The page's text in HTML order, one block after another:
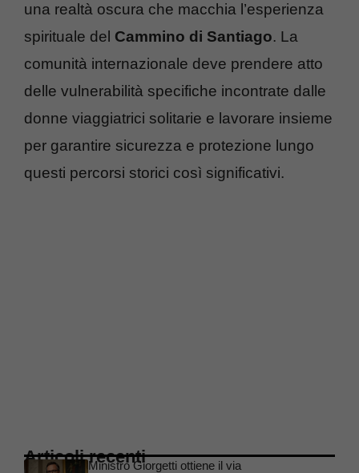
una realtà oscura che macchia l’esperienza
spirituale del Cammino di Santiago. La
comunità internazionale deve prendere atto
delle vulnerabilità specifiche incontrate dalle
donne viaggiatrici solitarie e lavorare insieme
per garantire sicurezza e protezione lungo
questi percorsi storici così significativi.
Articoli recentiMinistro Giorgetti ottiene il via